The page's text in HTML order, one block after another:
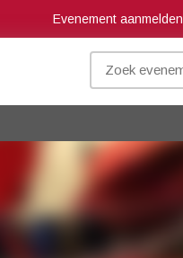
Evenement aanmelden